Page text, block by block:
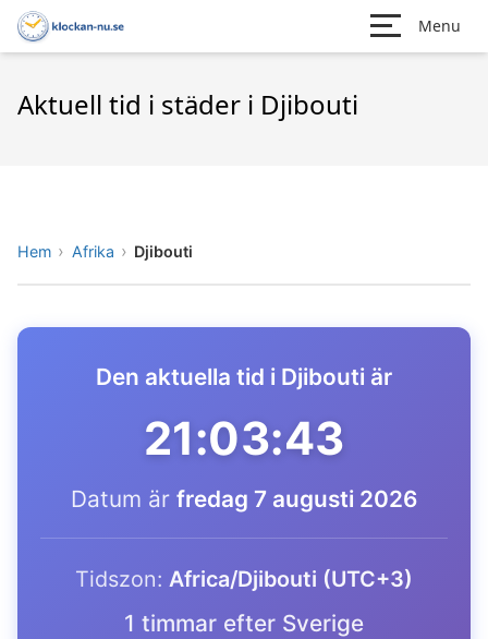
Menu
Aktuell tid i städer i Djibouti
Hem Afrika Djibouti
Den aktuella tid i Djibouti är
21:03:43
Datum är fredag 7 augusti 2026
Tidszon: Africa/Djibouti (UTC+3)
1 timmar efter Sverige